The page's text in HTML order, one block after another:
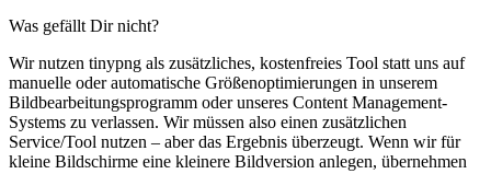
Was gefällt Dir nicht?
Wir nutzen tinypng als zusätzliches, kostenfreies Tool statt uns auf
manuelle oder automatische Größenoptimierungen in unserem
Bildbearbeitungsprogramm oder unseres Content Management-
Systems zu verlassen. Wir müssen also einen zusätzlichen
Service/Tool nutzen – aber das Ergebnis überzeugt. Wenn wir für
kleine Bildschirme eine kleinere Bildversion anlegen, übernehmen